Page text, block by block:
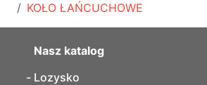
KOŁO ŁAŃCUCHOWE
Nasz katalog
Lozysko